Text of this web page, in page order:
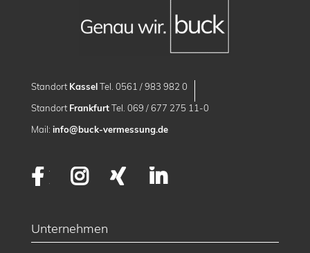
Standort KasselTel. 0561 / 983 982 0
Standort FrankfurtTel. 069 / 677 275 11-0
Mail: info@buck-vermessung.de
FacebookInstagram
XING
Unternehmen